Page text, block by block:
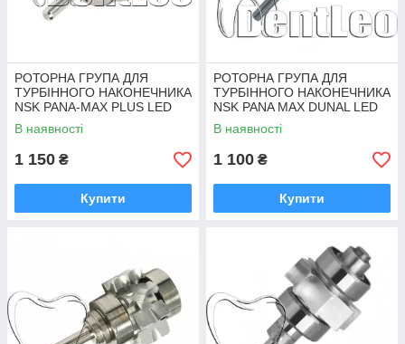
РОТОРНА ГРУПА ДЛЯ
ТУРБІННОГО НАКОНЕЧНИКА
NSK PANA-MAX PLUS LED
В наявності
1 150 ₴
Купити
РОТОРНА ГРУПА ДЛЯ
ТУРБІННОГО НАКОНЕЧНИКА
NSK PANA MAX DUNAL LED
В наявності
1 100 ₴
Купити